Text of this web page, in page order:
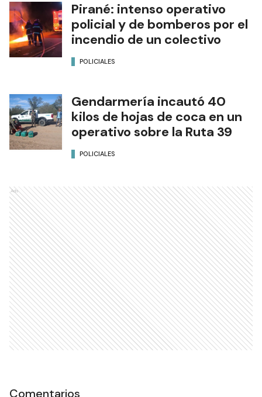
Pirané: intenso operativo
policial y de bomberos por el
incendio de un colectivo
POLICIALES
Gendarmería incautó 40
kilos de hojas de coca en un
operativo sobre la Ruta 39
POLICIALES
Ads
Comentarios